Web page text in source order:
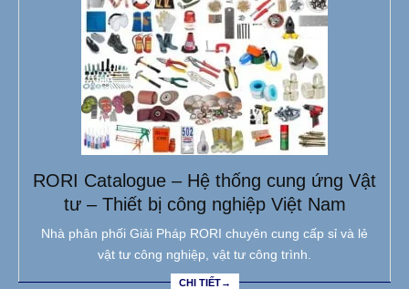
RORI Catalogue – Hệ thống cung ứng Vật
tư – Thiết bị công nghiệp Việt Nam
Nhà phân phối Giải Pháp RORI chuyên cung cấp sỉ và lẻ
vật tư công nghiệp, vật tư công trình.
CHI TIẾT→